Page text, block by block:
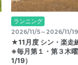
ランニング
2026/11/5～2026/11/19
★11月度 シン・楽走
※毎月第１・第３木
1/19）